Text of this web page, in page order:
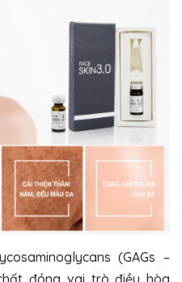
(GAGs –
đóng vai trò điều hòa